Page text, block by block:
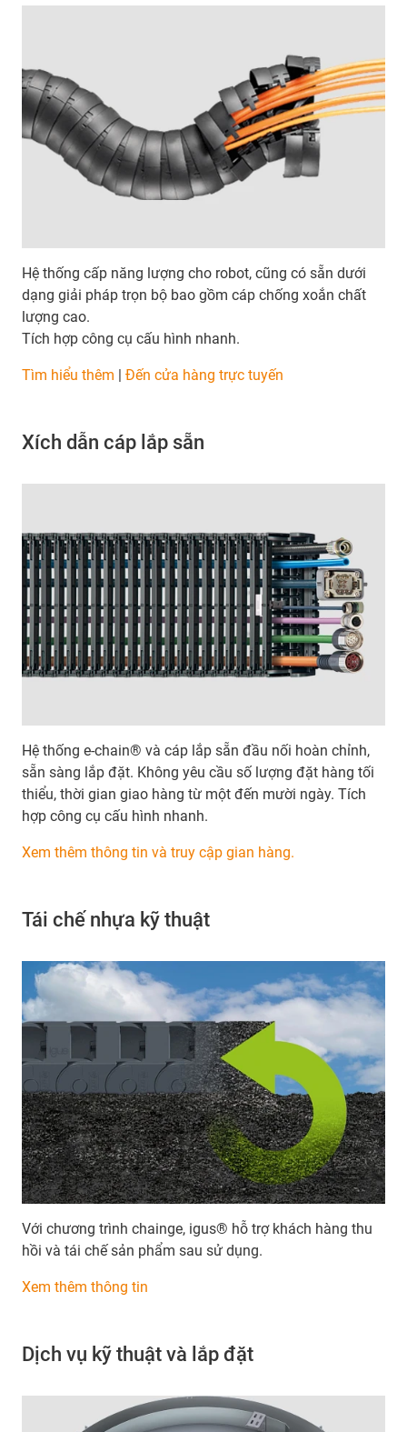
Hệ thống cấp năng lượng cho robot, cũng có sẵn dưới
dạng giải pháp trọn bộ bao gồm cáp chống xoắn chất
lượng cao.
Tích hợp công cụ cấu hình nhanh.
Tìm hiểu thêm | Đến cửa hàng trực tuyến
Xích dẫn cáp lắp sẵn
Hệ thống e-chain® và cáp lắp sẵn đầu nối hoàn chỉnh,
sẵn sàng lắp đặt. Không yêu cầu số lượng đặt hàng tối
thiểu, thời gian giao hàng từ một đến mười ngày. Tích
hợp công cụ cấu hình nhanh.
Xem thêm thông tin và truy cập gian hàng.
Tái chế nhựa kỹ thuật
Với chương trình chainge, igus® hỗ trợ khách hàng thu
hồi và tái chế sản phẩm sau sử dụng.
Xem thêm thông tin
Dịch vụ kỹ thuật và lắp đặt